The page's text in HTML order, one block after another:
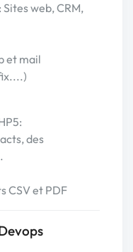
web, CRM,
et mail
des
CSV et PDF